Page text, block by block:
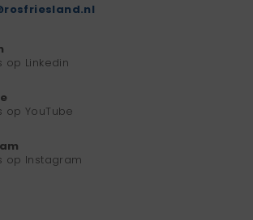
op Linkedin
op YouTube
op Instagram